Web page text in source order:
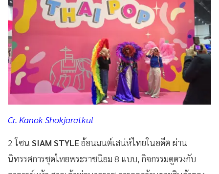
Cr. Kanok Shokjaratkul
2 โซน SIAM STYLE ย้อนมนต์เสน่ห์ไทยในอดีต ผ่าน
นิทรรศการชุดไทยพระราชนิยม 8 แบบ, กิจกรรมดูดวงกับ